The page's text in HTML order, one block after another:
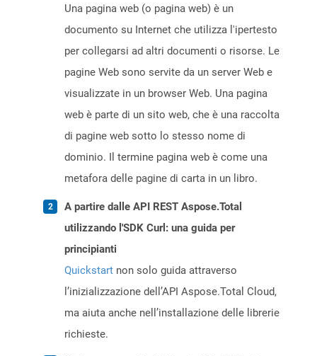
Una pagina web (o pagina web) è un
documento su Internet che utilizza l'ipertesto
per collegarsi ad altri documenti o risorse. Le
pagine Web sono servite da un server Web e
visualizzate in un browser Web. Una pagina
web è parte di un sito web, che è una raccolta
di pagine web sotto lo stesso nome di
dominio. Il termine pagina web è come una
metafora delle pagine di carta in un libro.
A partire dalle API REST Aspose.Total
utilizzando l'SDK Curl: una guida per
principianti
Quickstart non solo guida attraverso
l’inizializzazione dell’API Aspose.Total Cloud,
ma aiuta anche nell’installazione delle librerie
richieste.